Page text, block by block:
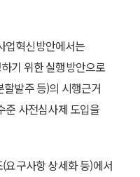
업혁신방안에서는
기 위한 실행방안으로
발주 등)의 시행근거
준 사전심사제 도입을
요구사항 상세화 등)에서